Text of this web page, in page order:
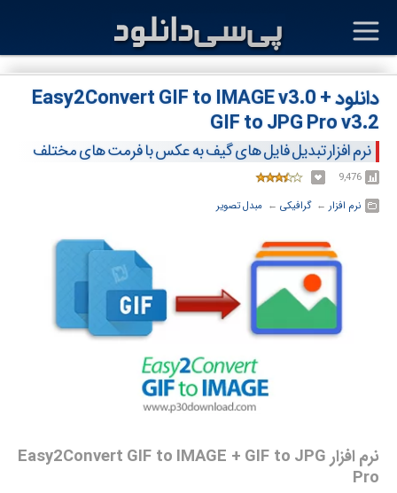
دانلود Easy2Convert GIF to IMAGE v3.0 +
GIF to JPG Pro v3.2
نرم افزار تبدیل فایل های گیف به عکس با فرمت های مختلف
9,476
نرم افزار ← ‏گرافیکی ← ‏ مبدل تصویر
نرم افزار Easy2Convert GIF to IMAGE + GIF to JPG
Pro